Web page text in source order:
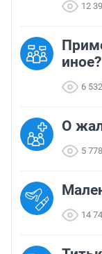
12
иное?
6 532
О
5 778
14